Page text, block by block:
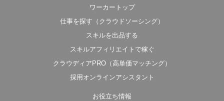
ワーカートップ
仕事を探す（クラウドソーシング）
スキルを出品する
スキルアフィリエイトで稼ぐ
クラウディアPRO（高単価マッチング）
採用オンラインアシスタント
お役立ち情報